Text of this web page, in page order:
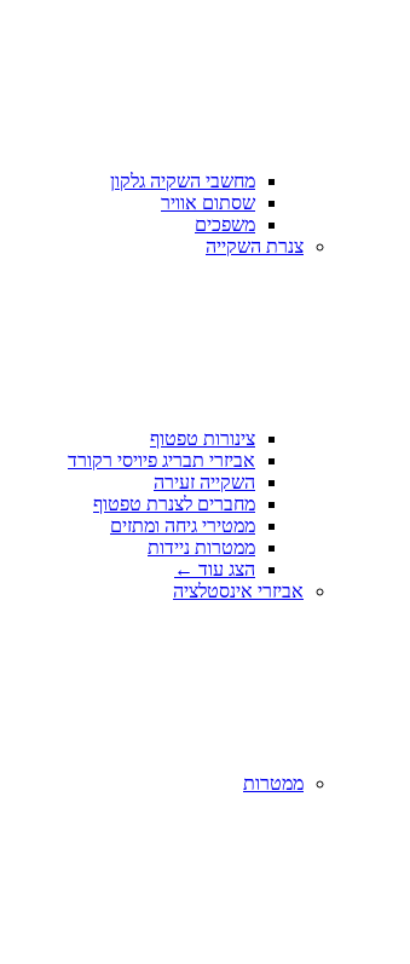
מחשבי השקיה גלקון
שסתום אוויר
משפכים
צנרת השקייה
צינורות טפטוף
אביזרי תבריג פיויסי רקורד
השקייה זעירה
מחברים לצנרת טפטוף
ממטירי גיחה ומתזים
ממטרות ניידות
הצג עוד ←
אביזרי אינסטלציה
ממטרות